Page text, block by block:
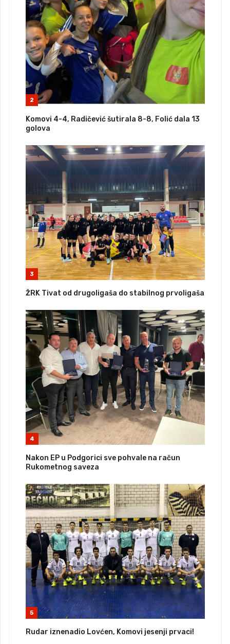
2
Komovi 4-4, Radičević šutirala 8-8, Folić dala 13
golova
3
ŽRK Tivat od drugoligaša do stabilnog prvoligaša
4
Nakon EP u Podgorici sve pohvale na račun
Rukometnog saveza
5
Rudar iznenadio Lovćen, Komovi jesenji prvaci!